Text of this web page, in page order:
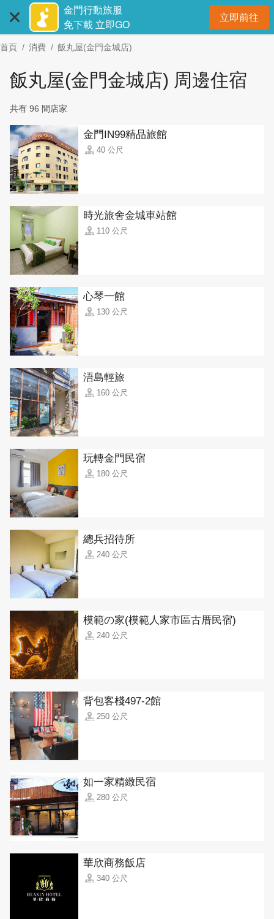
主
要
金門行動旅服
免下載 立即GO
立即前往開
首頁 消費 飯丸屋(金門金城店)
飯丸屋(金門金城店) 周邊住宿
共有 96 間店家
金門IN99精品旅館
40 公尺
時光旅舍金城車站館
110 公尺
心琴一館
130 公尺
浯島輕旅
160 公尺
玩轉金門民宿
180 公尺
總兵招待所
240 公尺
模範の家(模範人家市區古厝民宿)
240 公尺
背包客棧497-2館
250 公尺
如一家精緻民宿
280 公尺
華欣商務飯店
340 公尺